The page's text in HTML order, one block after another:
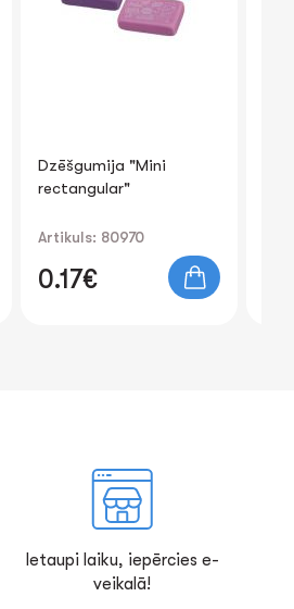
Akrilu marķieru
komplekts 12 kr. 2-4mm
Artikuls: 89789
4.34€
Ietaupi laiku, iepērcies e-
veikalā!